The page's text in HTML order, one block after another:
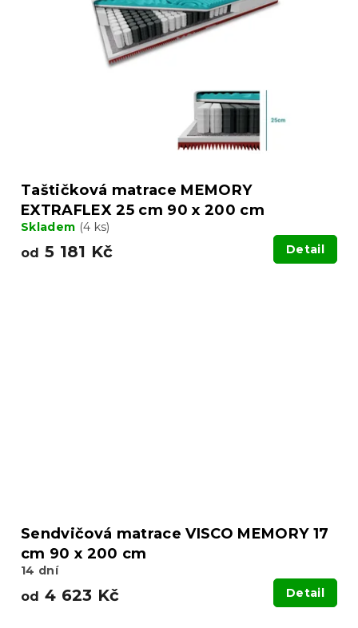
Taštičková matrace MEMORY
EXTRAFLEX 25 cm 90 x 200 cm
Skladem (4 ks)
od 5 181 Kč Detail
Sendvičová matrace VISCO MEMORY 17
cm 90 x 200 cm
14 dní
od 4 623 Kč Detail